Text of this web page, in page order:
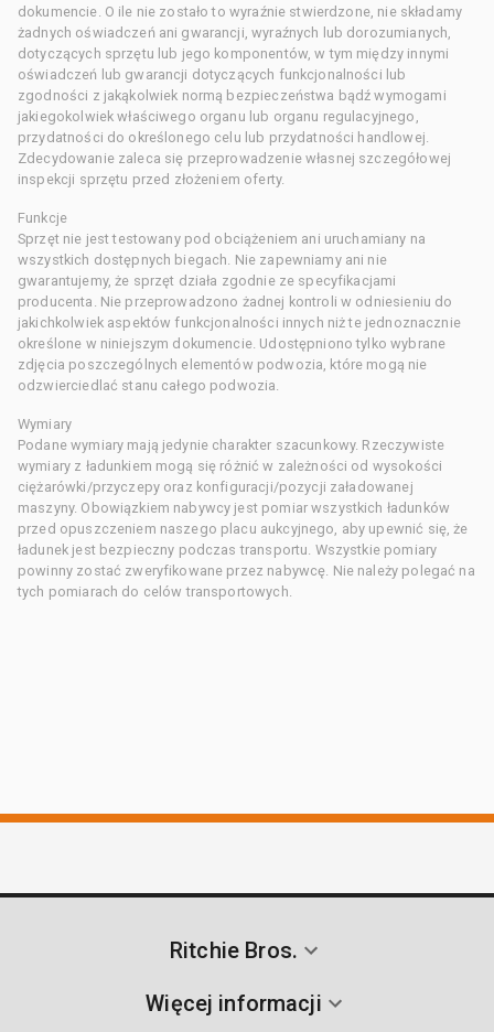
dokumencie. O ile nie zostało to wyraźnie stwierdzone, nie składamy
żadnych oświadczeń ani gwarancji, wyraźnych lub dorozumianych,
dotyczących sprzętu lub jego komponentów, w tym między innymi
oświadczeń lub gwarancji dotyczących funkcjonalności lub
zgodności z jakąkolwiek normą bezpieczeństwa bądź wymogami
jakiegokolwiek właściwego organu lub organu regulacyjnego,
przydatności do określonego celu lub przydatności handlowej.
Zdecydowanie zaleca się przeprowadzenie własnej szczegółowej
inspekcji sprzętu przed złożeniem oferty.
Funkcje
Sprzęt nie jest testowany pod obciążeniem ani uruchamiany na
wszystkich dostępnych biegach. Nie zapewniamy ani nie
gwarantujemy, że sprzęt działa zgodnie ze specyfikacjami
producenta. Nie przeprowadzono żadnej kontroli w odniesieniu do
jakichkolwiek aspektów funkcjonalności innych niż te jednoznacznie
określone w niniejszym dokumencie. Udostępniono tylko wybrane
zdjęcia poszczególnych elementów podwozia, które mogą nie
odzwierciedlać stanu całego podwozia.
Wymiary
Podane wymiary mają jedynie charakter szacunkowy. Rzeczywiste
wymiary z ładunkiem mogą się różnić w zależności od wysokości
ciężarówki/przyczepy oraz konfiguracji/pozycji załadowanej
maszyny. Obowiązkiem nabywcy jest pomiar wszystkich ładunków
przed opuszczeniem naszego placu aukcyjnego, aby upewnić się, że
ładunek jest bezpieczny podczas transportu. Wszystkie pomiary
powinny zostać zweryfikowane przez nabywcę. Nie należy polegać na
tych pomiarach do celów transportowych.
Ritchie Bros.
Więcej informacji